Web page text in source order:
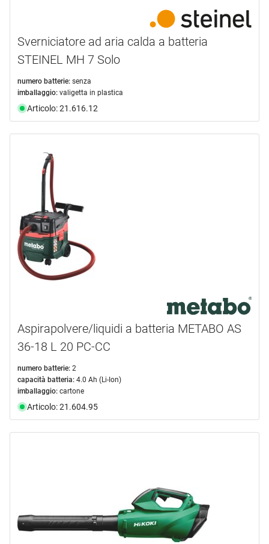
Sverniciatore ad aria calda a batteria
STEINEL MH 7 Solo
numero batterie: senza
imballaggio: valigetta in plastica
Articolo: 21.616.12
Aspirapolvere/liquidi a batteria METABO AS
36-18 L 20 PC-CC
numero batterie: 2
capacità batteria: 4.0 Ah (Li-Ion)
imballaggio: cartone
Articolo: 21.604.95